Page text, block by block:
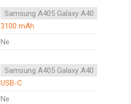
Samsung A405 Galaxy A40
3100 mAh
Ne
Samsung A405 Galaxy A40
USB-C
Ne